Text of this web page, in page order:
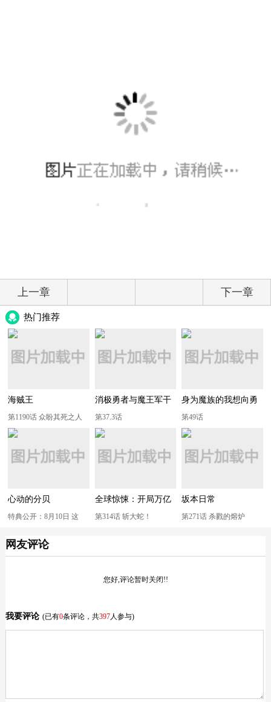
上一章 下一章
热门推荐
海贼王
第1190话 众盼其死之人
消极勇者与魔王军干
部
第37.3话
身为魔族的我想向勇
者小队的可爱女孩告
白
第49话
心动的分贝
特典公开：8月10日 这
诺言
全球惊悚：开局万亿
冥币
第314话 斩大蛇！
坂本日常
第271话 杀戮的熔炉
网友评论
您好,评论暂时关闭!!
我要评论 (已有0条评论，共397人参与)